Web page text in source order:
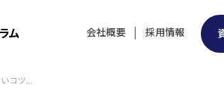
ム 会社概要 採用情報
コツ...